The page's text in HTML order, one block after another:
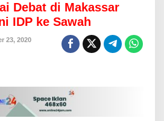
s
i
k
P
U
s
Debat di Makassar
IDP ke Sawah
23, 2020